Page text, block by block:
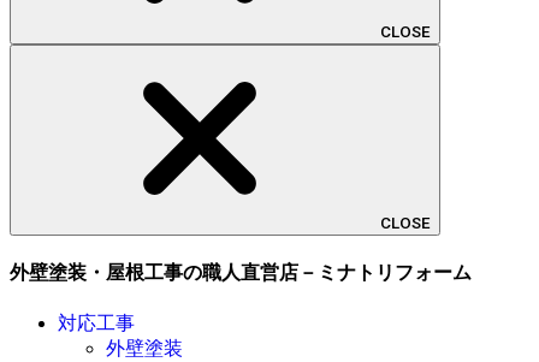
CLOSE
CLOSE
外壁塗装・屋根工事の職人直営店－ミナトリフォーム
対応工事
外壁塗装